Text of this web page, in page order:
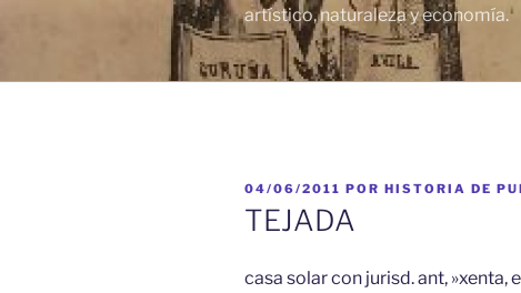
artístico, naturaleza y economía.
PUBLICADO
EL
04/06/2011 POR HISTORIA DE
TEJADA
casa solar con jurisd. ant,